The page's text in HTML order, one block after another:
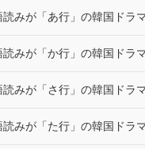
読みが「あ行」の韓国ドラ
読みが「か行」の韓国ドラ
読みが「さ行」の韓国ドラ
読みが「た行」の韓国ドラ